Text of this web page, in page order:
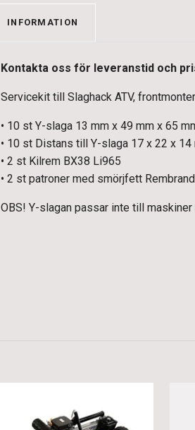
INFORMATION
Kontakta oss för leveranstid och
Servicekit till Slaghack ATV,
• 10 st Y-slaga 13 mm x 49 mm x 65
• 10 st Distans till Y-slaga 17 x 22 x 14
• 2 st Kilrem BX38 Li965
• 2 st patroner med smörjfett
OBS! Y-slagan passar inte till